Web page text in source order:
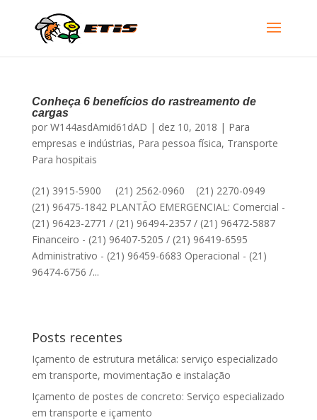
Conheça 6 benefícios do rastreamento de
cargas
por W144asdAmid61dAD | dez 10, 2018 | Para
empresas e indústrias, Para pessoa física, Transporte
Para hospitais
(21) 3915-5900 (21) 2562-0960 (21) 2270-0949
(21) 96475-1842 PLANTÃO EMERGENCIAL: Comercial -
(21) 96423-2771 / (21) 96494-2357 / (21) 96472-5887
Financeiro - (21) 96407-5205 / (21) 96419-6595
Administrativo - (21) 96459-6683 Operacional - (21)
96474-6756 /...
Posts recentes
Içamento de estrutura metálica: serviço especializado
em transporte, movimentação e instalação
Içamento de postes de concreto: Serviço especializado
em transporte e içamento